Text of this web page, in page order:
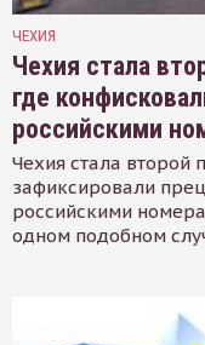
ЧЕХИЯ
Чехия стала
где
российскими
Чехия стала второй
зафиксировали
российскими
одном подобном